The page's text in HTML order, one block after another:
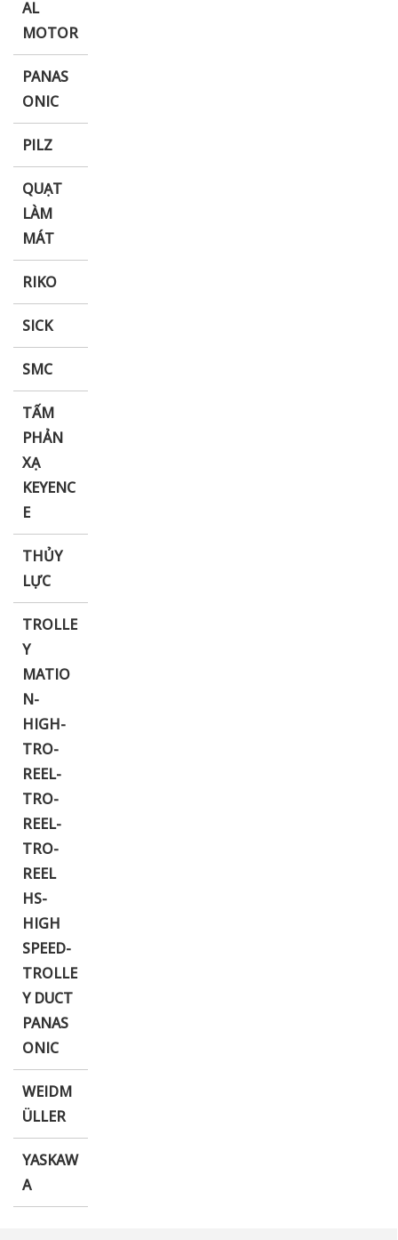
AL
MOTOR
PANAS
ONIC
PILZ
QUẠT
LÀM
MÁT
RIKO
SICK
SMC
TẤM
PHẢN
XẠ
KEYENC
E
THỦY
LỰC
TROLLE
Y
MATIO
N-
HIGH-
TRO-
REEL-
TRO-
REEL-
TRO-
REEL
HS-
HIGH
SPEED-
TROLLE
Y DUCT
PANAS
ONIC
WEIDM
ÜLLER
YASKAW
A